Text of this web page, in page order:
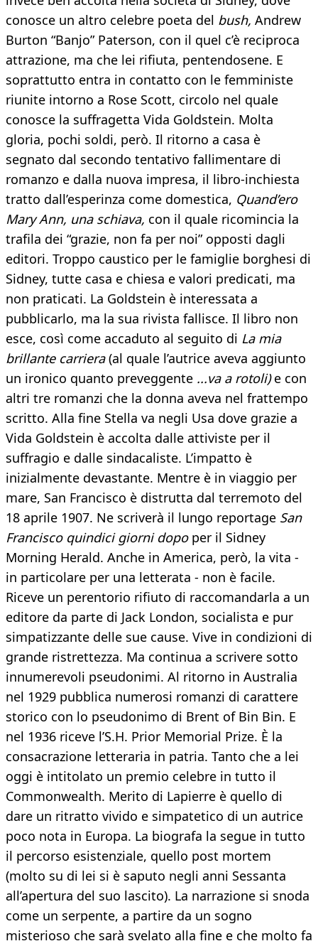
conosce un altro celebre poeta del bush, Andrew
Burton “Banjo” Paterson, con il quel c’è reciproca
attrazione, ma che lei rifiuta, pentendosene. E
soprattutto entra in contatto con le femministe
riunite intorno a Rose Scott, circolo nel quale
conosce la suffragetta Vida Goldstein. Molta
gloria, pochi soldi, però. Il ritorno a casa è
segnato dal secondo tentativo fallimentare di
romanzo e dalla nuova impresa, il libro-inchiesta
tratto dall’esperinza come domestica, Quand’ero
Mary Ann, una schiava, con il quale ricomincia la
trafila dei “grazie, non fa per noi” opposti dagli
editori. Troppo caustico per le famiglie borghesi di
Sidney, tutte casa e chiesa e valori predicati, ma
non praticati. La Goldstein è interessata a
pubblicarlo, ma la sua rivista fallisce. Il libro non
esce, così come accaduto al seguito di La mia
brillante carriera(al quale l’autrice aveva aggiunto
un ironico quanto preveggente ...va a rotoli)e con
altri tre romanzi che la donna aveva nel frattempo
scritto. Alla fine Stella va negli Usa dove grazie a
Vida Goldstein è accolta dalle attiviste per il
suffragio e dalle sindacaliste. L’impatto è
inizialmente devastante. Mentre è in viaggio per
mare, San Francisco è distrutta dal terremoto del
18 aprile 1907. Ne scriverà il lungo reportage San
Francisco quindici giorni dopoper il Sidney
Morning Herald. Anche in America, però, la vita -
in particolare per una letterata - non è facile.
Riceve un perentorio rifiuto di raccomandarla a un
editore da parte di Jack London, socialista e pur
simpatizzante delle sue cause. Vive in condizioni di
grande ristrettezza. Ma continua a scrivere sotto
innumerevoli pseudonimi. Al ritorno in Australia
nel 1929 pubblica numerosi romanzi di carattere
storico con lo pseudonimo di Brent of Bin Bin. E
nel 1936 riceve l’S.H. Prior Memorial Prize. È la
consacrazione letteraria in patria. Tanto che a lei
oggi è intitolato un premio celebre in tutto il
Commonwealth. Merito di Lapierre è quello di
dare un ritratto vivido e simpatetico di un autrice
poco nota in Europa. La biografa la segue in tutto
il percorso esistenziale, quello post mortem
(molto su di lei si è saputo negli anni Sessanta
all’apertura del suo lascito). La narrazione si snoda
come un serpente, a partire da un sogno
misterioso che sarà svelato alla fine e che molto fa